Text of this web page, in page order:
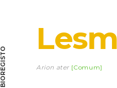
BIOREGISTO Arion ater [Comum]